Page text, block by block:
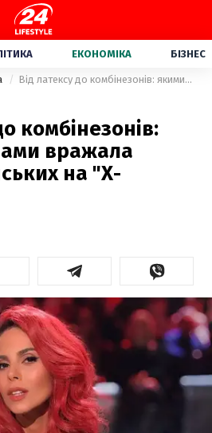
ЕКОНОМІКА БІЗНЕС
Від латексу до комбінезонів: якими образами вражала Настя Каменських на "Х-факторі"
комбінезонів:
вражала
на "Х-